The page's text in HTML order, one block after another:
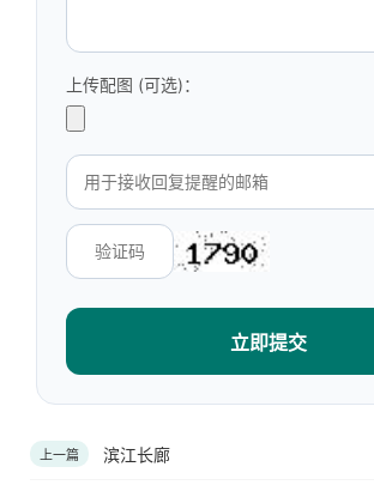
上传配图 (可选)：
立即提交
上一篇 滨江长廊